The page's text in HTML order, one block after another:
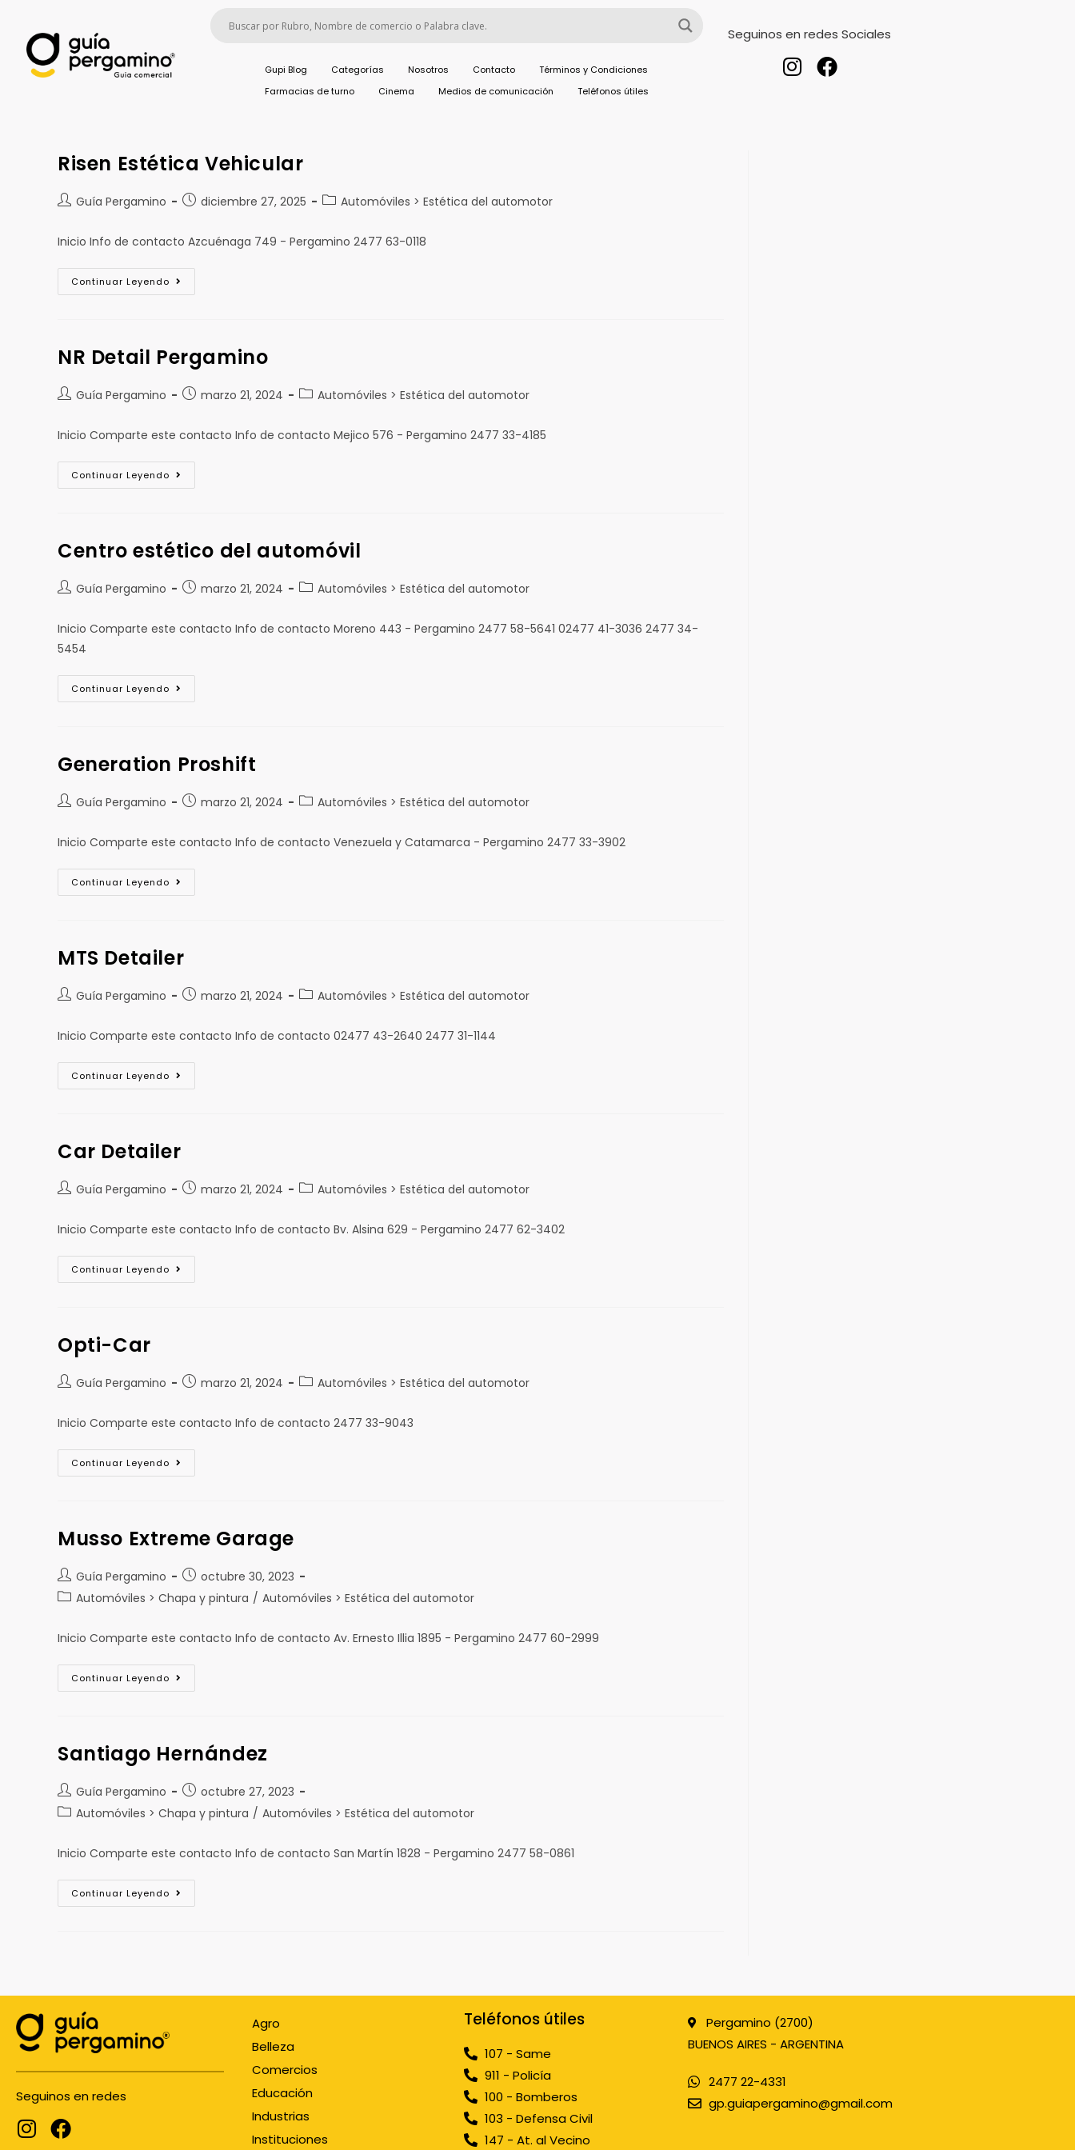
Gupi Blog Categorías Nosotros Contacto
Términos y Condiciones
Farmacias de turno
Cinema Medios de comunicación Teléfonos útiles
Seguinos en redes Sociales
Risen Estética Vehicular
Guía Pergamino diciembre 27, 2025 Automóviles > Estética del automotor
Inicio Info de contacto Azcuénaga 749 - Pergamino 2477 63-0118
Continuar Leyendo
NR Detail Pergamino
Guía Pergamino marzo 21, 2024 Automóviles > Estética del automotor
Inicio Comparte este contacto Info de contacto Mejico 576 - Pergamino 2477 33-4185
Continuar Leyendo
Centro estético del automóvil
Guía Pergamino marzo 21, 2024 Automóviles > Estética del automotor
Inicio Comparte este contacto Info de contacto Moreno 443 - Pergamino 2477 58-5641 02477 41-3036 2477 34-
5454
Continuar Leyendo
Generation Proshift
Guía Pergamino marzo 21, 2024 Automóviles > Estética del automotor
Inicio Comparte este contacto Info de contacto Venezuela y Catamarca - Pergamino 2477 33-3902
Continuar Leyendo
MTS Detailer
Guía Pergamino marzo 21, 2024 Automóviles > Estética del automotor
Inicio Comparte este contacto Info de contacto 02477 43-2640 2477 31-1144
Continuar Leyendo
Car Detailer
Guía Pergamino marzo 21, 2024 Automóviles > Estética del automotor
Inicio Comparte este contacto Info de contacto Bv. Alsina 629 - Pergamino 2477 62-3402
Continuar Leyendo
Opti-Car
Guía Pergamino marzo 21, 2024 Automóviles > Estética del automotor
Inicio Comparte este contacto Info de contacto 2477 33-9043
Continuar Leyendo
Musso Extreme Garage
Guía Pergamino
octubre 30, 2023
Automóviles > Chapa y pintura / Automóviles > Estética del automotor
Inicio Comparte este contacto Info de contacto Av. Ernesto Illia 1895 - Pergamino 2477 60-2999
Continuar Leyendo
Santiago Hernández
Guía Pergamino
octubre 27, 2023
Automóviles > Chapa y pintura / Automóviles > Estética del automotor
Inicio Comparte este contacto Info de contacto San Martín 1828 - Pergamino 2477 58-0861
Continuar Leyendo
Seguinos en redes
Agro
Belleza
Comercios
Educación
Industrias
Instituciones
Teléfonos útiles
107 - Same
911 - Policía
100 - Bomberos
103 - Defensa Civil
147 - At. al Vecino
Pergamino (2700)
BUENOS AIRES - ARGENTINA
2477 22-4331
gp.guiapergamino@gmail.com